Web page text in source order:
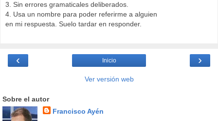
3. Sin errores gramaticales deliberados.
4. Usa un nombre para poder referirme a alguien
en mi respuesta. Suelo tardar en responder.
‹ ›
Inicio
Ver versión web
Sobre el autor
Francisco Ayén